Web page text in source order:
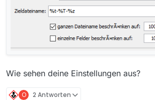
Wie sehen deine Einstellungen aus?
O 2 Antworten